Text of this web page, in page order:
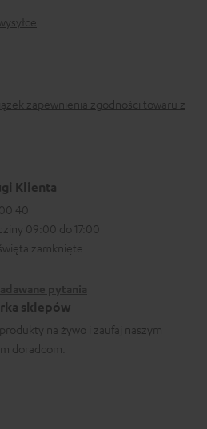
zapewnienia zgodności towaru z
Klienta
40
09:00 do 17:00
zamknięte
sklepów
na żywo i zaufaj naszym
doradcom.